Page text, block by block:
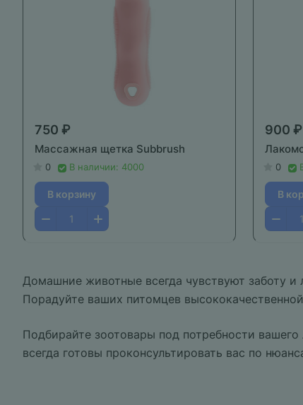
750 ₽
Массажная щетка Subbrush
0 В наличии: 4000
В корзину
900 ₽
0
В
Домашние животные всегда чувствуют заботу
Порадуйте ваших питомцев
Подбирайте зоотовары под потребности
всегда готовы проконсультировать вас по